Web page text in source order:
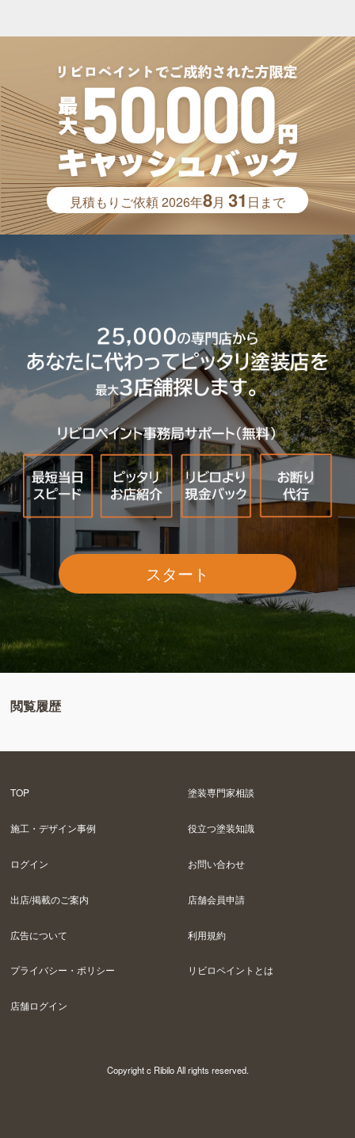
見積もりご依頼2026年8月31 日まで
スタート
閲覧履歴
TOP 塗装専門家相談
施工・デザイン事例 役立つ塗装知識
ログイン お問い合わせ
出店/掲載のご案内 店舗会員申請
広告について 利用規約
プライバシー・ポリシー リビロペイントとは
店舗ログイン
Copyright c Ribilo All rights reserved.